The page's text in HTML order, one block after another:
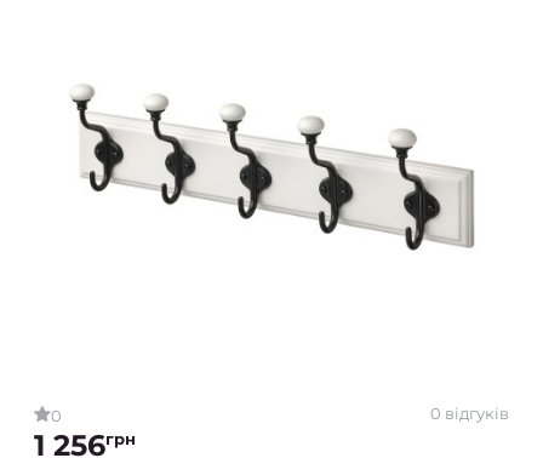
0 0 відгуків
1 256грн